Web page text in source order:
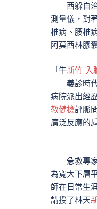
西躲自
測量儀，對
椎病、腰椎
阿莫西林膠
「牛新竹 入
義診時代
病院派出經
教健檢評脈
廣泛反應的
急救專
為寬大下層
師在日常生
講授了林天